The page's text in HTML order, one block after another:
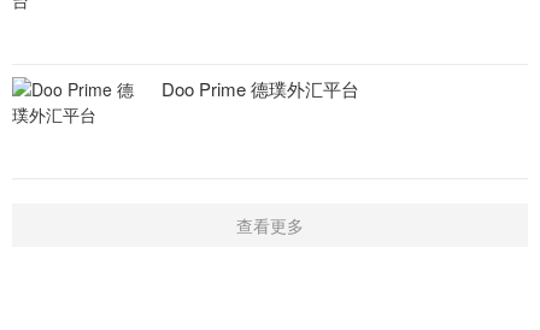
Doo Prime 德璞外汇平台
查看更多